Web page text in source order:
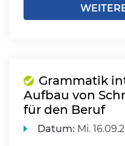
Grammatik
Aufbau von
für den Beruf
Datum: Mi.